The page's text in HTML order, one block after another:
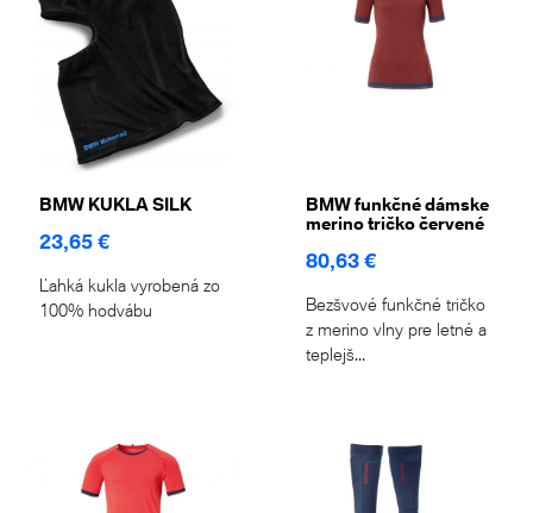
BMW KUKLA SILK
23,65 €
Ľahká kukla vyrobená zo
100% hodvábu
BMW funkčné dámske
merino tričko červené
80,63 €
Bezšvové funkčné tričko
z merino vlny pre letné a
teplejš...